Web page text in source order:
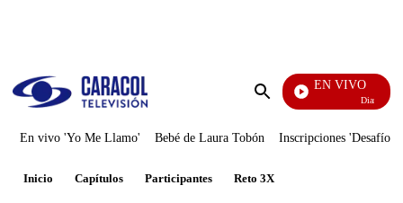
Enviar
EN VIVO
Diario De
En vivo 'Yo Me Llamo' Bebé de Laura Tobón Inscripciones 'Desafío'
Inicio Capítulos Participantes Reto 3X